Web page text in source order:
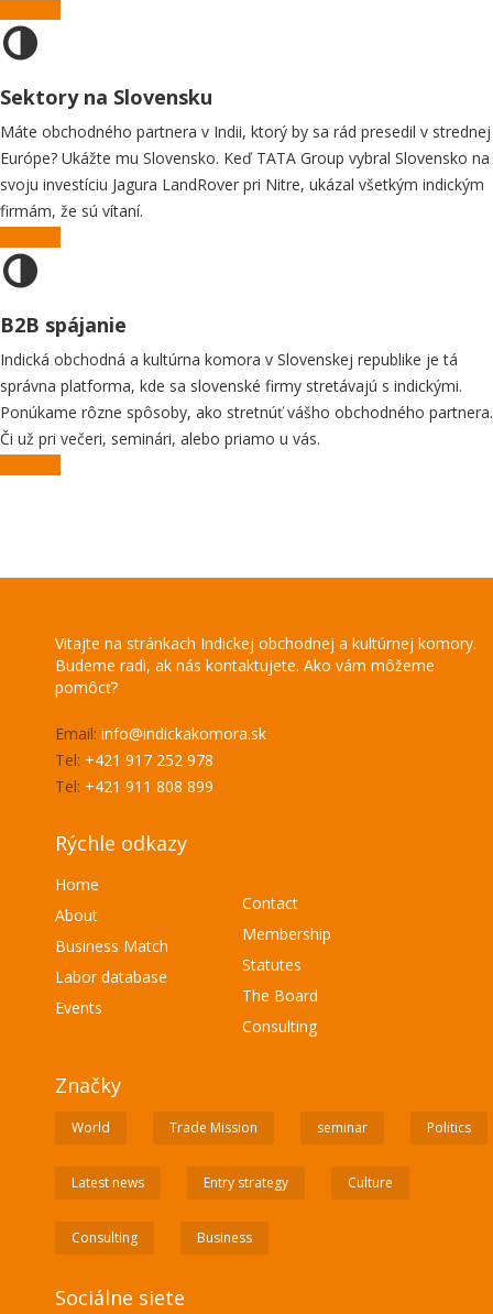
Sektory na Slovensku
Máte obchodného partnera v Indii, ktorý by sa rád presedil v strednej
Európe? Ukážte mu Slovensko. Keď TATA Group vybral Slovensko na
svoju investíciu Jagura LandRover pri Nitre, ukázal všetkým indickým
firmám, že sú vítaní.
B2B spájanie
Indická obchodná a kultúrna komora v Slovenskej republike je tá
správna platforma, kde sa slovenské firmy stretávajú s indickými.
Ponúkame rôzne spôsoby, ako stretnúť vášho obchodného partnera.
Či už pri večeri, seminári, alebo priamo u vás.
Vitajte na stránkach Indickej obchodnej a kultúrnej komory.
Budeme radi, ak nás kontaktujete. Ako vám môžeme
pomôcť?
Email: info@indickakomora.sk
Tel: +421 917 252 978
Tel: +421 911 808 899
Rýchle odkazy
Home
About
Business Match
Labor database
Events
Contact
Membership
Statutes
The Board
Consulting
Značky
World Trade Mission seminar Politics
Latest news Entry strategy Culture
Consulting Business
Sociálne siete